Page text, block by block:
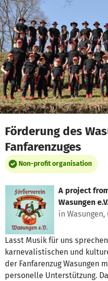
Skip to main content
Show accessibility statement
Förderung des
Fanfarenzuges
Non-profit organisation
A project
Wasungen
in Wasungen,
Lasst Musik für uns
karnevalistischen und
der Fanfarenzug Wasungen
personelle Unterstützung.